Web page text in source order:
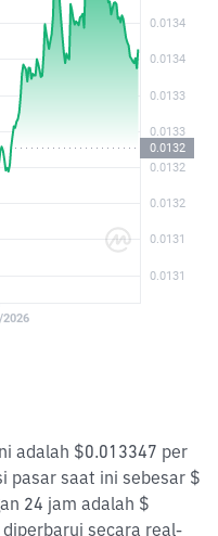
adalah $0.013347 per
pasar saat ini sebesar $
24 jam adalah $
diperbarui secara real-